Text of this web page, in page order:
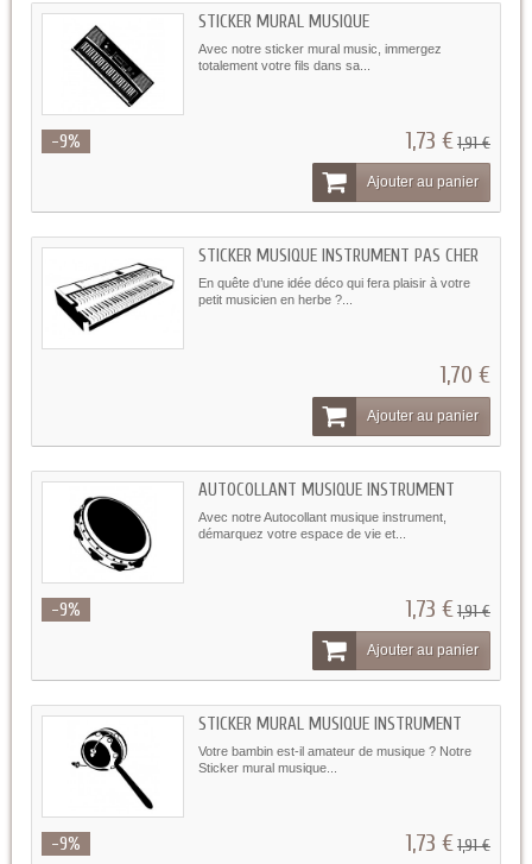
STICKER MURAL MUSIQUE
Avec notre sticker mural music, immergez
totalement votre fils dans sa...
-9% 1,73 €1,91 €
Ajouter au panier
STICKER MUSIQUE INSTRUMENT PAS CHER
En quête d’une idée déco qui fera plaisir à votre
petit musicien en herbe ?...
1,70 €
Ajouter au panier
AUTOCOLLANT MUSIQUE INSTRUMENT
Avec notre Autocollant musique instrument,
démarquez votre espace de vie et...
-9% 1,73 €1,91 €
Ajouter au panier
STICKER MURAL MUSIQUE INSTRUMENT
Votre bambin est-il amateur de musique ? Notre
Sticker mural musique...
-9% 1,73 €1,91 €